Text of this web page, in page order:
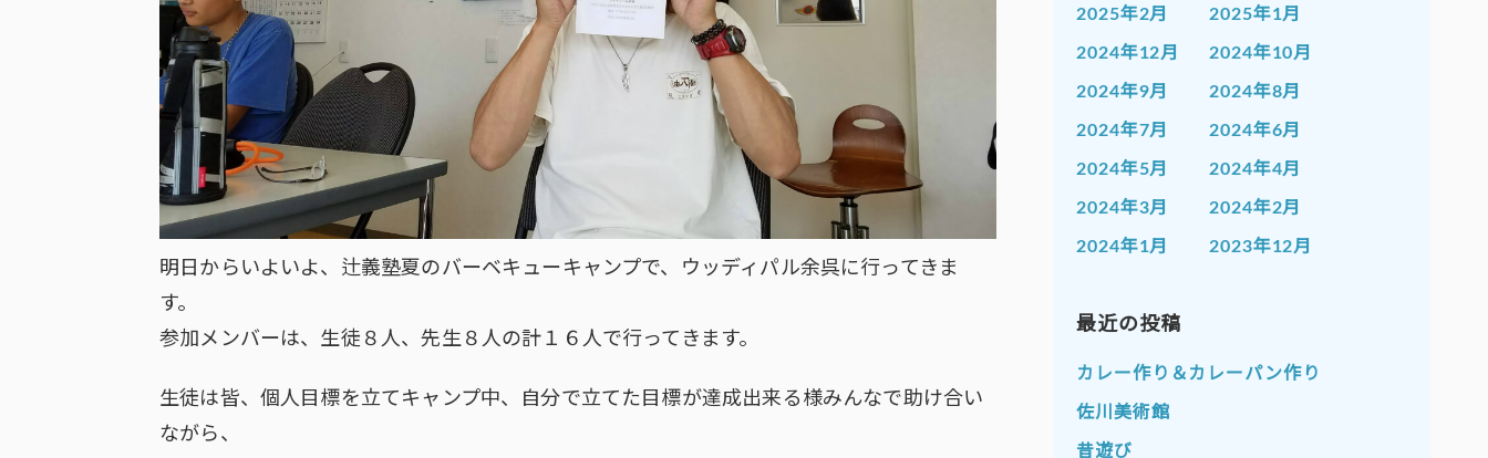
明日からいよいよ、辻義塾夏のバーベキューキャンプで、ウッディパル余呉に行ってきま
す。
参加メンバーは、生徒８人、先生８人の計１６人で行ってきます。
生徒は皆、個人目標を立てキャンプ中、自分で立てた目標が達成出来る様みんなで助け合い
ながら、
2025年2月 2025年1月
2024年12月 2024年10月
2024年9月 2024年8月
2024年7月 2024年6月
2024年5月 2024年4月
2024年3月 2024年2月
2024年1月 2023年12月
2023年9月
2023年7月 2023年6月
2023年5月
2023年3月
最近の投稿
カレー作り＆カレーパン作り
佐川美術館
昔遊び